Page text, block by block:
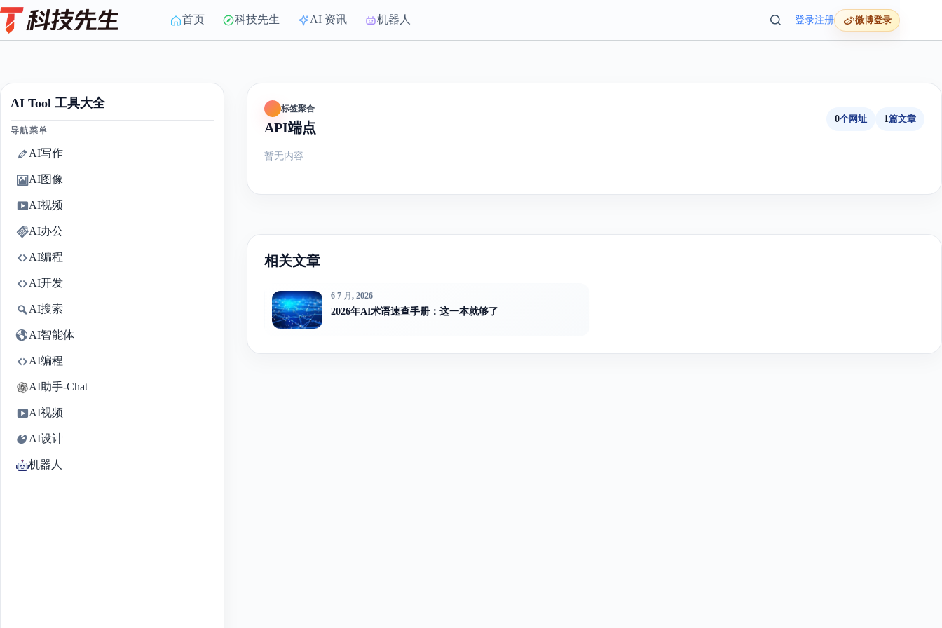
Skip
to
content
首页 科技先生 AI 资讯 机器人 登录注册 微博登录
AI Tool 工具大全
导航菜单
AI写作
AI图像
AI视频
AI办公
AI编程
AI开发
AI搜索
AI智能体
AI编程
AI助手-Chat
AI视频
AI设计
机器人
标签聚合
API端点
0个网址 1篇文章
暂无内容
相关文章
6 7 月, 2026
2026年AI术语速查手册：这一本就够了